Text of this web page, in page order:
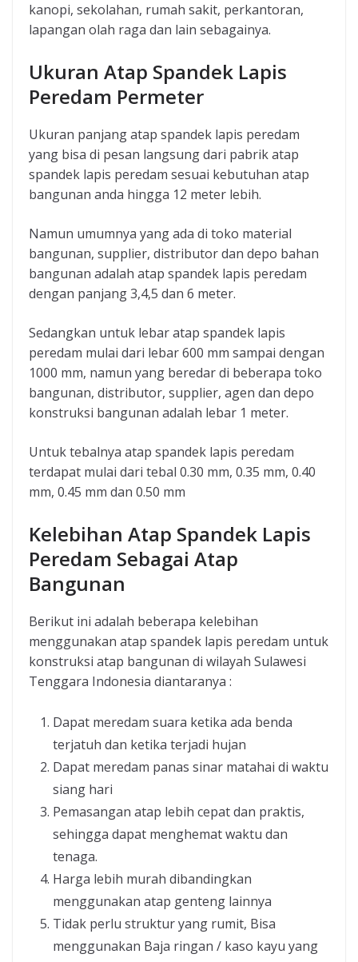
kanopi, sekolahan, rumah sakit, perkantoran,
lapangan olah raga dan lain sebagainya.
Ukuran Atap Spandek Lapis
Peredam Permeter
Ukuran panjang atap spandek lapis peredam
yang bisa di pesan langsung dari pabrik atap
spandek lapis peredam sesuai kebutuhan atap
bangunan anda hingga 12 meter lebih.
Namun umumnya yang ada di toko material
bangunan, supplier, distributor dan depo bahan
bangunan adalah atap spandek lapis peredam
dengan panjang 3,4,5 dan 6 meter.
Sedangkan untuk lebar atap spandek lapis
peredam mulai dari lebar 600 mm sampai dengan
1000 mm, namun yang beredar di beberapa toko
bangunan, distributor, supplier, agen dan depo
konstruksi bangunan adalah lebar 1 meter.
Untuk tebalnya atap spandek lapis peredam
terdapat mulai dari tebal 0.30 mm, 0.35 mm, 0.40
mm, 0.45 mm dan 0.50 mm
Kelebihan Atap Spandek Lapis
Peredam Sebagai Atap
Bangunan
Berikut ini adalah beberapa kelebihan
menggunakan atap spandek lapis peredam untuk
konstruksi atap bangunan di wilayah Sulawesi
Tenggara Indonesia diantaranya :
Dapat meredam suara ketika ada benda
terjatuh dan ketika terjadi hujan
Dapat meredam panas sinar matahai di waktu
siang hari
Pemasangan atap lebih cepat dan praktis,
sehingga dapat menghemat waktu dan
tenaga.
Harga lebih murah dibandingkan
menggunakan atap genteng lainnya
Tidak perlu struktur yang rumit, Bisa
menggunakan Baja ringan / kaso kayu yang